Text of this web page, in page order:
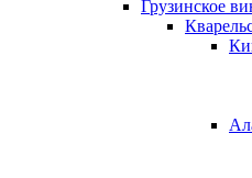
Грузинское